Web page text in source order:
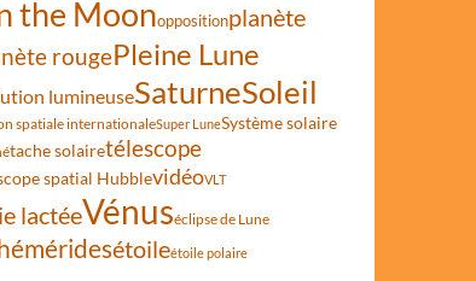
the Moonoppositionplanète
rougePleine Lune
lumineuseSaturneSoleil
spatiale internationaleSuper LuneSystème solaire
tache solairetélescope
spatial HubblevidéoVLT
lactéeVénuséclipse de Lune
étoileétoile polaire